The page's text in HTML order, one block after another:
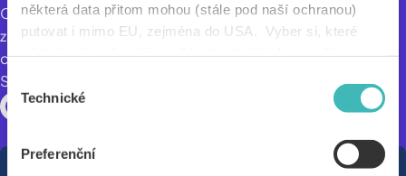
některá data přitom mohou (stále pod naší ochranou)
putovat i mimo EU, zejména do USA. Vyber si, které
v sekci „Detaily“. Svoji volbu můžeš kdykoliv změnit v
„Nastavení cookies“ (ikonka v zápatí webu). Vše o tom,
Výběr
souhlasu
Technické
Preferenční
Cvič kdekoliv a kdykoliv, tvoje tréninky budou vždy nové,
zábavné a maximálně efektivní. Brzy se můžeš těšit i na
dechové techniky nebo meditace. Více najdeš na App
Store, Google Play, nebo na webu